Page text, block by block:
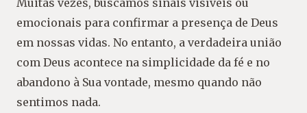
Muitas vezes, buscamos sinais visíveis ou
emocionais para confirmar a presença de Deus
em nossas vidas. No entanto, a verdadeira união
com Deus acontece na simplicidade da fé e no
abandono à Sua vontade, mesmo quando não
sentimos nada.